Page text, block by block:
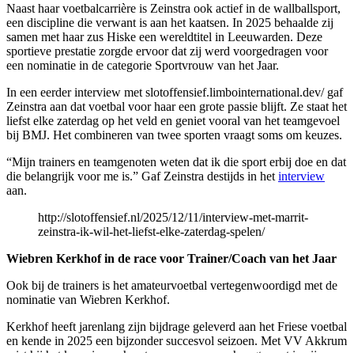
Naast haar voetbalcarrière is Zeinstra ook actief in de wallballsport,
een discipline die verwant is aan het kaatsen. In 2025 behaalde zij
samen met haar zus Hiske een wereldtitel in Leeuwarden. Deze
sportieve prestatie zorgde ervoor dat zij werd voorgedragen voor
een nominatie in de categorie Sportvrouw van het Jaar.
In een eerder interview met slotoffensief.limbointernational.dev/ gaf
Zeinstra aan dat voetbal voor haar een grote passie blijft. Ze staat het
liefst elke zaterdag op het veld en geniet vooral van het teamgevoel
bij BMJ. Het combineren van twee sporten vraagt soms om keuzes.
“Mijn trainers en teamgenoten weten dat ik die sport erbij doe en dat
die belangrijk voor me is.” Gaf Zeinstra destijds in het interview
aan.
http://slotoffensief.nl/2025/12/11/interview-met-marrit-
zeinstra-ik-wil-het-liefst-elke-zaterdag-spelen/
Wiebren Kerkhof in de race voor Trainer/Coach van het Jaar
Ook bij de trainers is het amateurvoetbal vertegenwoordigd met de
nominatie van Wiebren Kerkhof.
Kerkhof heeft jarenlang zijn bijdrage geleverd aan het Friese voetbal
en kende in 2025 een bijzonder succesvol seizoen. Met VV Akkrum